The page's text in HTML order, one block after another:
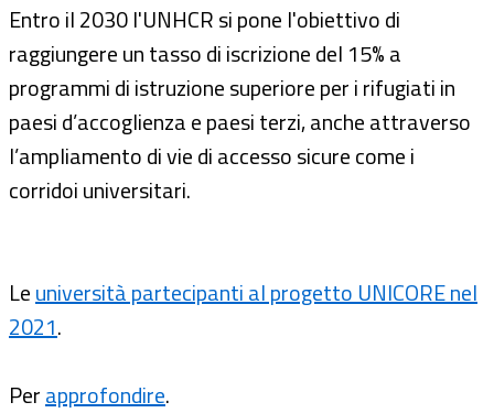
Entro il 2030 l'UNHCR si pone l'obiettivo di
raggiungere un tasso di iscrizione del 15% a
programmi di istruzione superiore per i rifugiati in
paesi d’accoglienza e paesi terzi, anche attraverso
l’ampliamento di vie di accesso sicure come i
corridoi universitari.
Leuniversità partecipanti al progetto UNICORE nel
2021.
Perapprofondire.